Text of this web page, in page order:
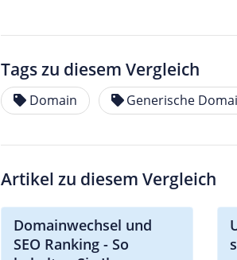
Tags zu diesem Vergleich
Domain Generische
Artikel zu diesem Vergleich
Domainwechsel und
SEO Ranking - So